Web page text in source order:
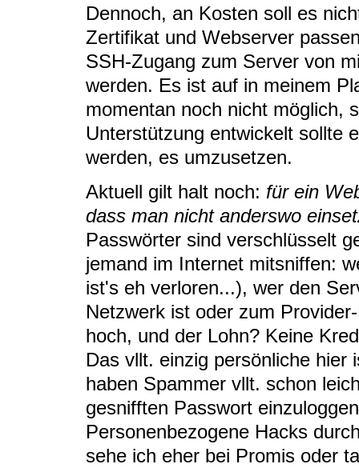
Dennoch, an Kosten soll es
Zertifikat und Webserver
SSH-Zugang zum Server von
werden. Es ist auf in meinem
momentan noch nicht möglich,
Unterstützung entwickelt sollte
werden, es umzusetzen.
Aktuell gilt halt noch: für ein
dass man nicht anderswo
Passwörter sind verschlüsselt
jemand im Internet mitsniffen:
ist's eh verloren...), wer den
Netzwerk ist oder zum
hoch, und der Lohn? Keine
Das vllt. einzig persönliche hier
haben Spammer vllt. schon
gesnifften Passwort
Personenbezogene Hacks
sehe ich eher bei Promis oder